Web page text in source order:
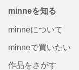
minneを知る
minneについて
minneで買いたい
作品をさがす